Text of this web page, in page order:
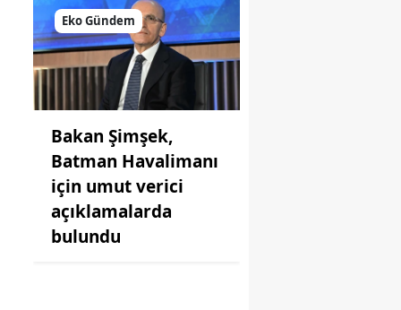
Eko Gündem
Bakan Şimşek,
Batman Havalimanı
için umut verici
açıklamalarda
bulundu